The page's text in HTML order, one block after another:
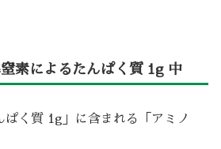
窒素によるたんぱく質 1g 中
ぱく質 1g」に含まれる「アミノ